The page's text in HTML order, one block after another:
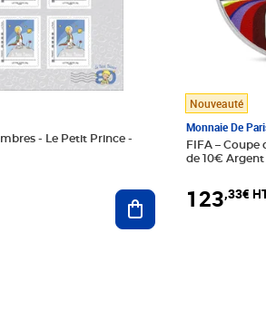
- Le Petit Prince -
Ajouter au panier
Nouveauté
Monnaie De
FIFA – Coupe
de 10€ Argent
123,33€